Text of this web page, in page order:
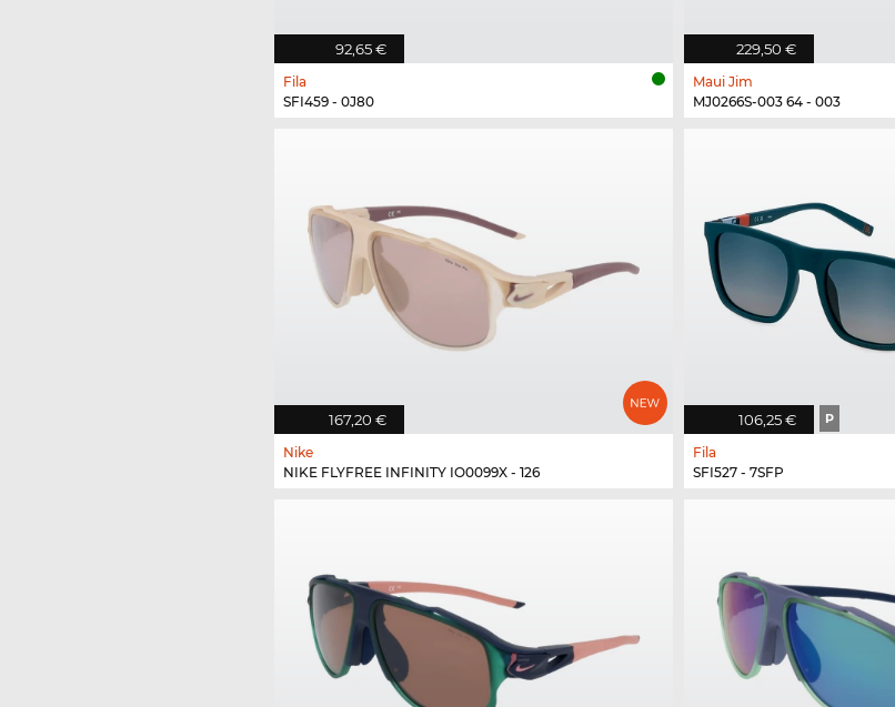
92,65 €
Fila
SFI459 - 0J80
229,50 €
Maui Jim
MJ0266S-003 64 - 003
167,20 €
Nike
NIKE FLYFREE INFINITY IO0099X - 126
106,25 € P
Fila
SFI527 - 7SFP